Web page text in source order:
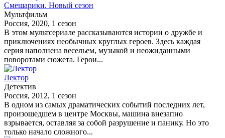
Смешарики. Новый сезон
Мультфильм
Россия, 2020, 1 сезон
В этом мультсериале рассказываются истории о дружбе и
приключениях необычных круглых героев. Здесь каждая
серия наполнена весельем, музыкой и неожиданными
поворотами сюжета. Герои...
Лектор
Детектив
Россия, 2012, 1 сезон
В одном из самых драматических событий последних лет,
произошедшем в центре Москвы, машина внезапно
взрывается, оставляя за собой разрушение и панику. Но это
только начало сложного...